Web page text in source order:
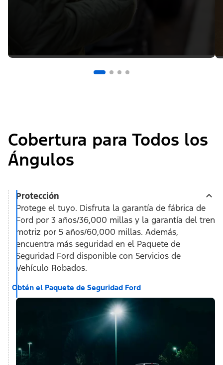
Cobertura para Todos los
Ángulos
Protección
Protege el tuyo. Disfruta la garantía de fábrica de
Ford por 3 años/36,000 millas y la garantía del tren
motriz por 5 años/60,000 millas. Además,
encuentra más seguridad en el Paquete de
Seguridad Ford disponible con Servicios de
Vehículo Robados.
Obtén el Paquete de Seguridad Ford